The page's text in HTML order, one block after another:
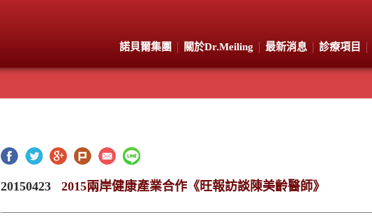
20150423 2015兩岸健康產業合作《旺報訪談陳美齡醫師》
諾貝爾集團 關於Dr.Meiling 最新消息 診療項目